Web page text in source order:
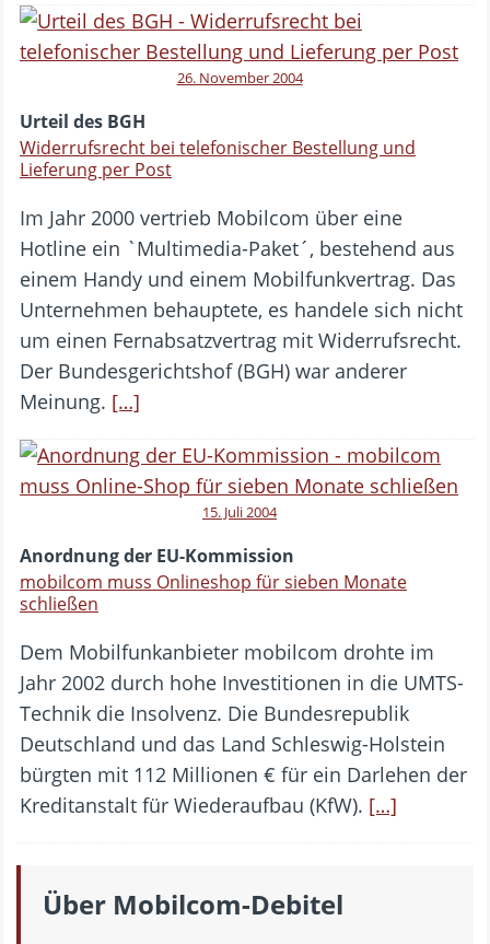
26. November 2004
Urteil des BGH
Widerrufsrecht bei telefonischer Bestellung und
Lieferung per Post
Im Jahr 2000 vertrieb Mobilcom über eine
Hotline ein `Multimedia-Paket´, bestehend aus
einem Handy und einem Mobilfunkvertrag. Das
Unternehmen behauptete, es handele sich nicht
um einen Fernabsatzvertrag mit Widerrufsrecht.
Der Bundesgerichtshof (BGH) war anderer
Meinung. […]
15. Juli 2004
Anordnung der EU-Kommission
mobilcom muss Onlineshop für sieben Monate
schließen
Dem Mobilfunkanbieter mobilcom drohte im
Jahr 2002 durch hohe Investitionen in die UMTS-
Technik die Insolvenz. Die Bundesrepublik
Deutschland und das Land Schleswig-Holstein
bürgten mit 112 Millionen € für ein Darlehen der
Kreditanstalt für Wiederaufbau (KfW). […]
Über Mobilcom-Debitel